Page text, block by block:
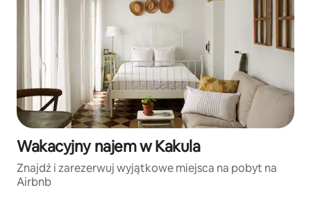
Wakacyjny najem w Kakula
Znajdź i zarezerwuj wyjątkowe miejsca na pobyt na
Airbnb